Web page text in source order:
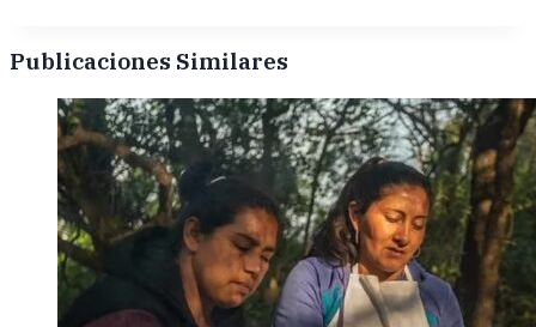
Publicaciones Similares